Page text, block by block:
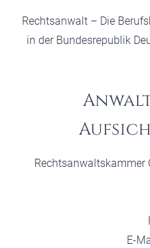
Rechtsanwalt – Die
in der Bundesrepublik
Rechtsanwaltskammer
E-